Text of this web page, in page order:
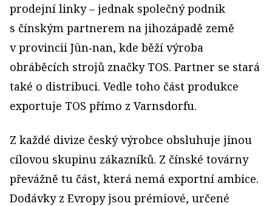
prodejní linky – jednak společný podnik
s čínským partnerem na jihozápadě země
v provincii Jün‑nan, kde běží výroba
obráběcích strojů značky TOS. Partner se stará
také o distribuci. Vedle toho část produkce
exportuje TOS přímo z Varnsdorfu.
Z každé divize český výrobce obsluhuje jinou
cílovou skupinu zákazníků. Z čínské továrny
převážně tu část, která nemá exportní ambice.
Dodávky z Evropy jsou prémiové, určené